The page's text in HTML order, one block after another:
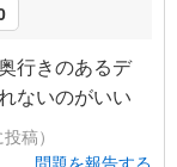
行きのあるデ
ないのがいい
稿）